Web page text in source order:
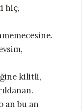
hiç,
kilitli,
an bu an